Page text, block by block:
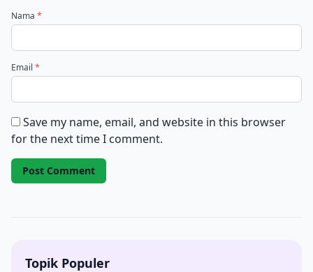
Nama *
Email *
Save my name, email, and website in this browser
for the next time I comment.
Topik Populer